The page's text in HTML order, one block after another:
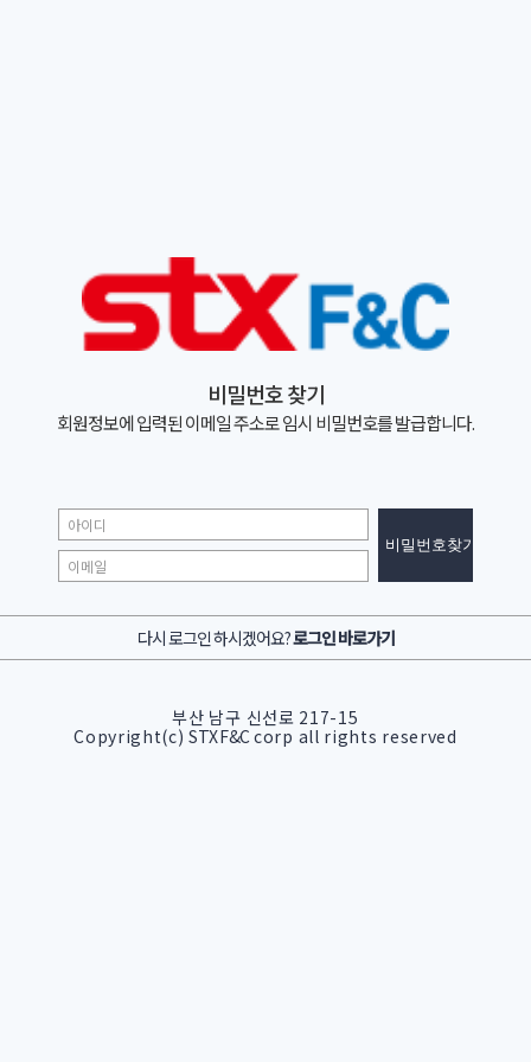
비밀번호 찾기
회원정보에 입력된 이메일 주소로 임시 비밀번호를 발급합니다.
다시 로그인 하시겠어요?로그인 바로가기
부산 남구 신선로 217-15
Copyright(c)STX F&Ccorp all rights reserved